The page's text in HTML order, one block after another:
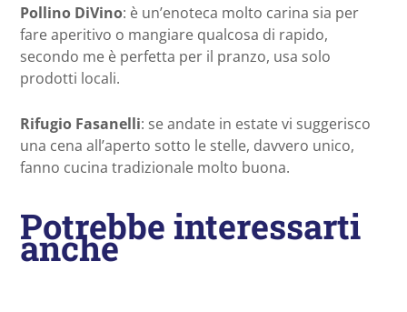
Pollino DiVino: è un’enoteca molto carina sia per
fare aperitivo o mangiare qualcosa di rapido,
secondo me è perfetta per il pranzo, usa solo
prodotti locali.
Rifugio Fasanelli: se andate in estate vi suggerisco
una cena all’aperto sotto le stelle, davvero unico,
fanno cucina tradizionale molto buona.
Potrebbe interessarti
anche